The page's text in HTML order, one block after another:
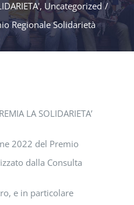
, Uncategorized /
Regionale Solidarietà
LA SOLIDARIETA’
2022 del Premio
dalla Consulta
e in particolare